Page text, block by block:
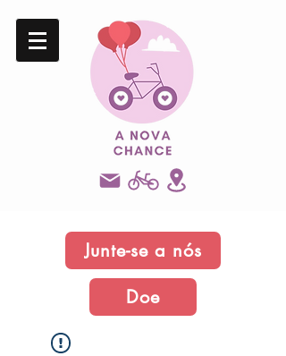
Junte-se a nós
Doe